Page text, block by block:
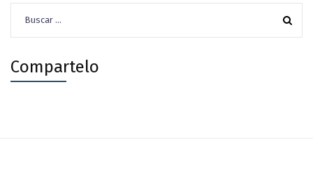
Compartelo